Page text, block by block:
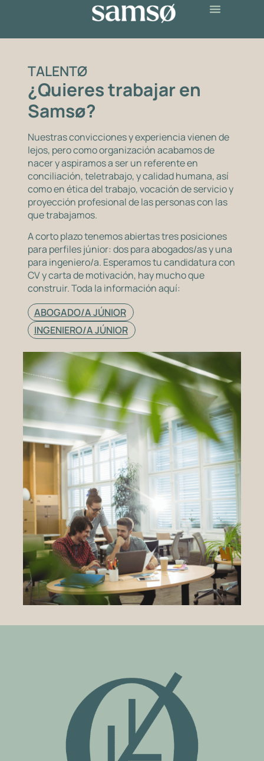
TALENTØ
¿Quieres trabajar en
Samsø?
Nuestras convicciones y experiencia vienen de
lejos, pero como organización acabamos de
nacer y aspiramos a ser un referente en
conciliación, teletrabajo, y calidad humana, así
como en ética del trabajo, vocación de servicio y
proyección profesional de las personas con las
que trabajamos.
A corto plazo tenemos abiertas tres posiciones
para perfiles júnior: dos para abogados/as y una
para ingeniero/a. Esperamos tu candidatura con
CV y carta de motivación, hay mucho que
construir. Toda la información aquí:
ABOGADO/A JÚNIOR
INGENIERO/A JÚNIOR